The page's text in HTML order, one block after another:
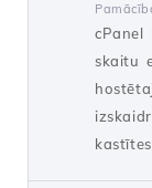
cPanel
skaitu